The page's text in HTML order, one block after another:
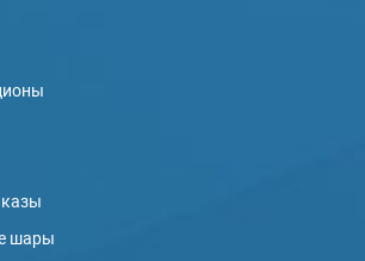
шары